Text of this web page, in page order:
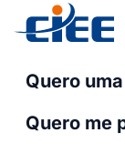
Quero
Quero me